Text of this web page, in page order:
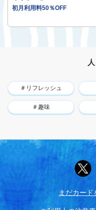
初月利用料50％OFF
＃リフレッシュ
＃趣味
まだカー